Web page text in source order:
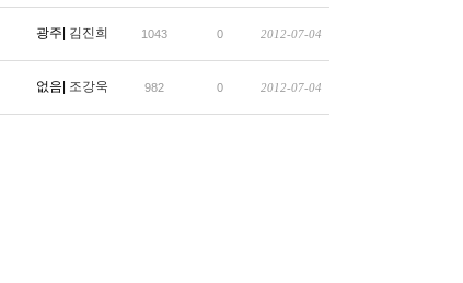
광주| 김진희 1043 0 2012-07-04
없음| 조강욱 982 0 2012-07-04